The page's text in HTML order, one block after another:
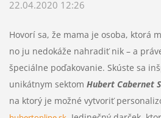
22.04.2020 12:26
Hovorí sa, že mama je osoba, ktorá
no ju nedokáže nahradiť nik – a
špeciálne poďakovanie. Skúste sa
unikátnym sektom Hubert Cabernet
na ktorý je možné vytvoriť